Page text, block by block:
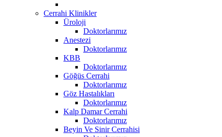
Cerrahi Klinikler
Üroloji
Doktorlarımız
Anestezi
Doktorlarımız
KBB
Doktorlarımız
Göğüs Cerrahi
Doktorlarımız
Göz Hastalıkları
Doktorlarımız
Kalp Damar Cerrahi
Doktorlarımız
Beyin Ve Sinir Cerrahisi